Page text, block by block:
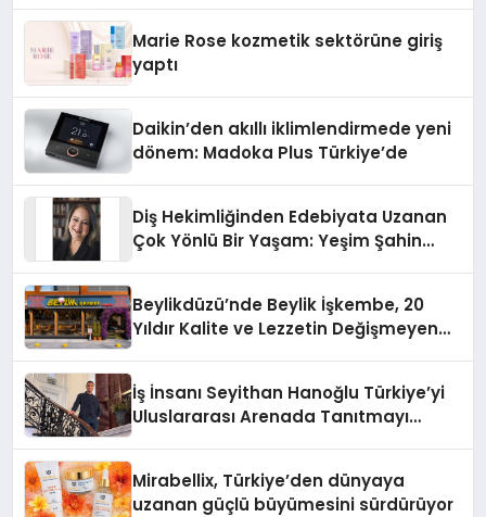
Marie Rose kozmetik sektörüne giriş
yaptı
Daikin’den akıllı iklimlendirmede yeni
dönem: Madoka Plus Türkiye’de
Diş Hekimliğinden Edebiyata Uzanan
Çok Yönlü Bir Yaşam: Yeşim Şahin
Beylikdüzü’nde Beylik İşkembe, 20
Yıldır Kalite ve Lezzetin Değişmeyen
İş İnsanı Seyithan Hanoğlu Türkiye’yi
Uluslararası Arenada Tanıtmayı
Mirabellix, Türkiye’den dünyaya
uzanan güçlü büyümesini sürdürüyor